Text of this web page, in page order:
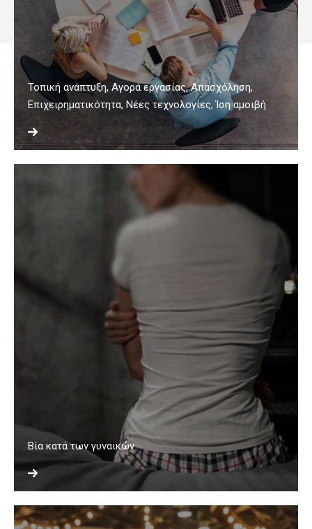
Τοπική ανάπτυξη, Αγορά εργασίας, Απασχόληση,
Επιχειρηματικότητα, Νέες τεχνολογίες, Ίση αμοιβή
Βία κατά των γυναικών